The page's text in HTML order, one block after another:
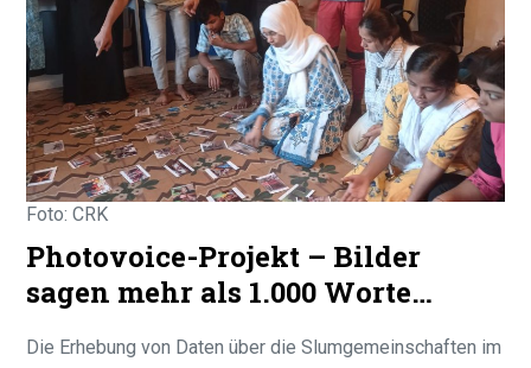
Foto: CRK
Photovoice-Projekt – Bilder
sagen mehr als 1.000 Worte…
Die Erhebung von Daten über die Slumgemeinschaften im